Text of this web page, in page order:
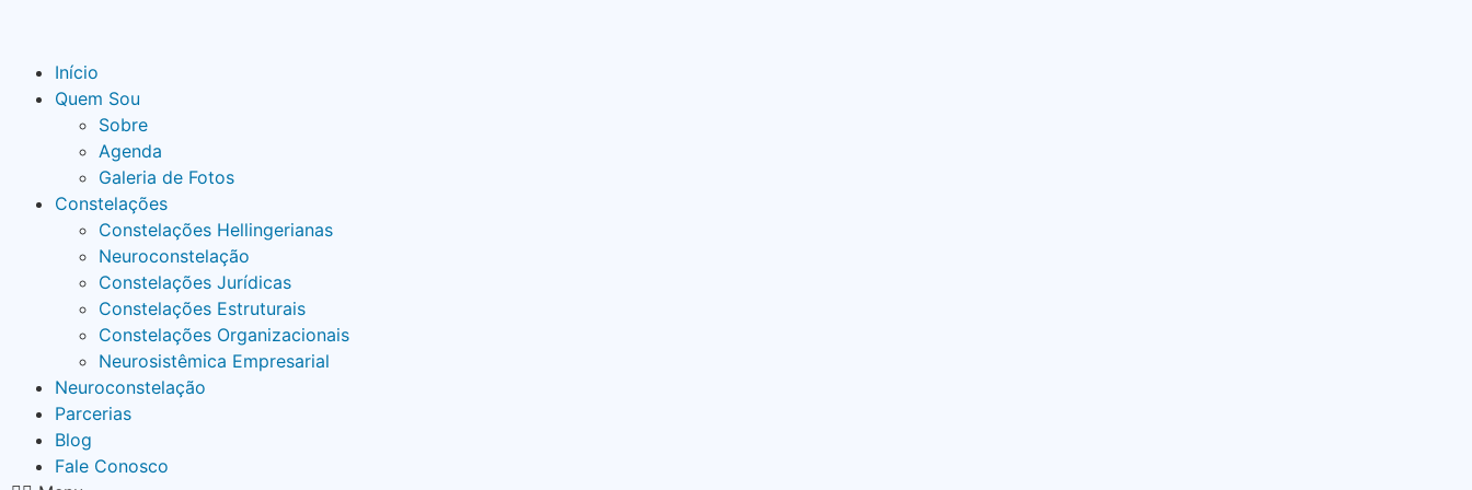
contentInício
Quem Sou
Sobre
Agenda
Galeria de Fotos
Constelações
Constelações Hellingerianas
Neuroconstelação
Constelações Jurídicas
Constelações Estruturais
Constelações Organizacionais
Neurosistêmica Empresarial
Neuroconstelação
Parcerias
Blog
Fale Conosco